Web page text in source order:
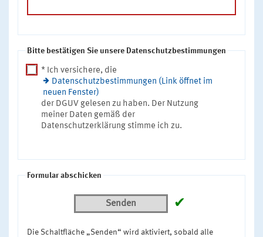
Bitte bestätigen Sie unsere Datenschutzbestimmungen
* Ich versichere, die
Datenschutzbestimmungen (Link öffnet im
neuen Fenster)
der DGUV gelesen zu haben. Der Nutzung
meiner Daten gemäß der
Datenschutzerklärung stimme ich zu.
Formular abschicken
Senden ✔
Die Schaltfläche „Senden“ wird aktiviert, sobald alle